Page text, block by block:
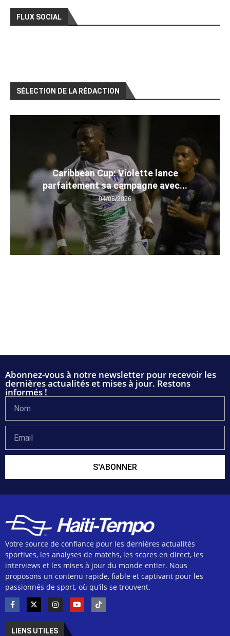
FLUX SOCIAL
SÉLECTION DE LA RÉDACTION
Caribbean Cup: Violette lance
parfaitement sa campagne avec...
04/08/2026
Abonnez-vous à notre newsletter pour recevoir les
dernières actualités et mises à jour. Restons
informés !
S'ABONNER
Votre source de confiance pour les dernières actualités
sportives, les analyses de matchs, les scores en direct, les
interviews et les mises à jour du monde entier. Nous
proposons un contenu rapide, fiable et captivant pour les
passionnés de sport, où qu’ils se trouvent.
LIENS UTILES